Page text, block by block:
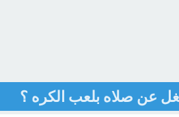
عن صلاه بلعب الكره ؟